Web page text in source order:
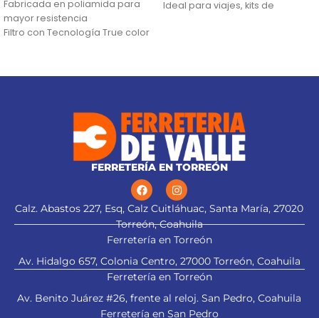
Fabricada en poliamida para
mayor resistencia
Filtro con Tecnología True color
la fatiga ocular
Ideal para viajes, kits de
FERRETERÍA EN TORREÓN
Calz. Abastos 227, Esq, Calz Cuitláhuac, Santa María, 27020
Torreón, Coahuila
Ferretería en Torreón
Av. Hidalgo 657, Colonia Centro, 27000 Torreón, Coahuila
Ferretería en Torreón
Av. Benito Juárez #26, frente al reloj. San Pedro, Coahuila
Ferretería en San Pedro